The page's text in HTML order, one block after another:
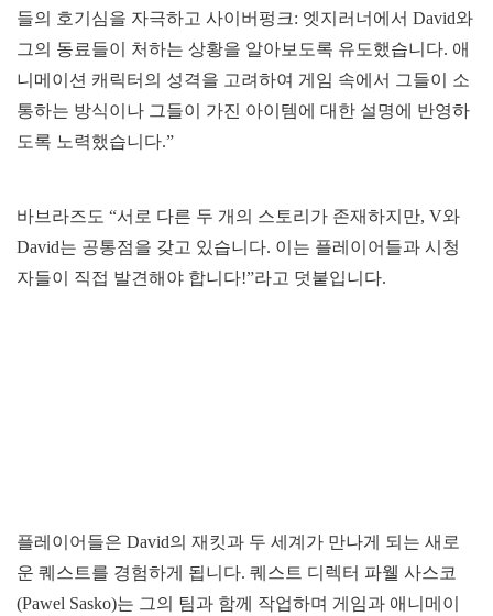
들의 호기심을 자극하고 사이버펑크: 엣지러너에서 David와
그의 동료들이 처하는 상황을 알아보도록 유도했습니다. 애
니메이션 캐릭터의 성격을 고려하여 게임 속에서 그들이 소
통하는 방식이나 그들이 가진 아이템에 대한 설명에 반영하
도록 노력했습니다.”
바브라즈도 “서로 다른 두 개의 스토리가 존재하지만, V와
David는 공통점을 갖고 있습니다. 이는 플레이어들과 시청
자들이 직접 발견해야 합니다!”라고 덧붙입니다.
플레이어들은 David의 재킷과 두 세계가 만나게 되는 새로
운 퀘스트를 경험하게 됩니다. 퀘스트 디렉터 파웰 사스코
(Pawel Sasko)는 그의 팀과 함께 작업하며 게임과 애니메이